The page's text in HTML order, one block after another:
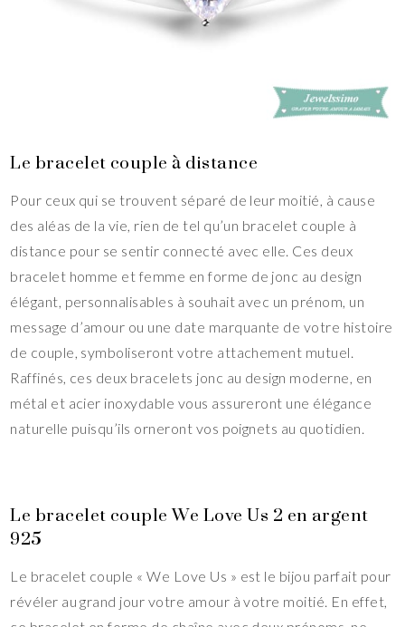
Le bracelet couple à distance
Pour ceux qui se trouvent séparé de leur moitié, à cause
des aléas de la vie, rien de tel qu’un bracelet couple à
distance pour se sentir connecté avec elle. Ces deux
bracelet homme et femme en forme de jonc au design
élégant, personnalisables à souhait avec un prénom, un
message d’amour ou une date marquante de votre histoire
de couple, symboliseront votre attachement mutuel.
Raffinés, ces deux bracelets jonc au design moderne, en
métal et acier inoxydable vous assureront une élégance
naturelle puisqu’ils orneront vos poignets au quotidien.
Le bracelet couple We Love Us 2 en argent
925
Le bracelet couple « We Love Us » est le bijou parfait pour
révéler au grand jour votre amour à votre moitié. En effet,